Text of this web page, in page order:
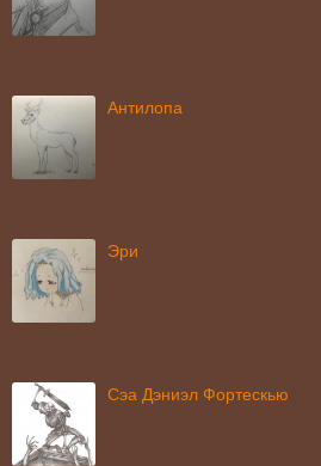
Антилопа
Эри
Сэа Дэниэл Фортескью